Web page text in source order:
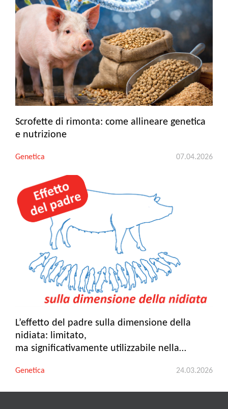
Scrofette di rimonta: come allineare genetica
e nutrizione
Genetica 07.04.2026
L’effetto del padre sulla dimensione della
nidiata: limitato,
ma significativamente utilizzabile nella
Genetica 24.03.2026